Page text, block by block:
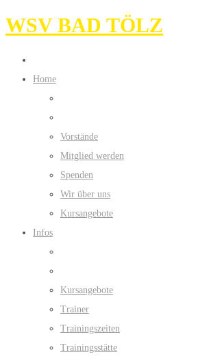
WSV BAD TÖLZ
Home
Vorstände
Mitglied werden
Spenden
Wir über uns
Kursangebote
Infos
Kursangebote
Trainer
Trainingszeiten
Trainingsstätte